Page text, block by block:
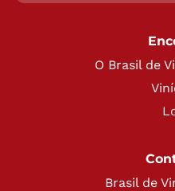
O Brasil de
Brasil de